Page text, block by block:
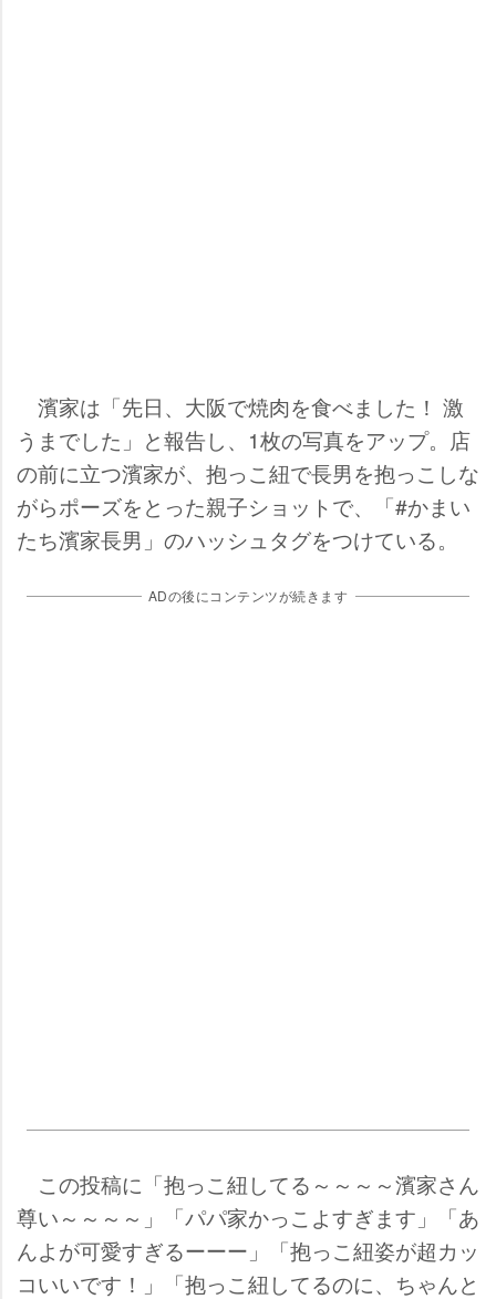
濱家は「先日、大阪で焼肉を食べました！ 激
うまでした」と報告し、1枚の写真をアップ。店
の前に立つ濱家が、抱っこ紐で長男を抱っこしな
がらポーズをとった親子ショットで、「#かまい
たち濱家長男」のハッシュタグをつけている。
ADの後にコンテンツが続きます
この投稿に「抱っこ紐してる～～～～濱家さん
尊い～～～～」「パパ家かっこよすぎます」「あ
んよが可愛すぎるーーー」「抱っこ紐姿が超カッ
コいいです！」「抱っこ紐してるのに、ちゃんと